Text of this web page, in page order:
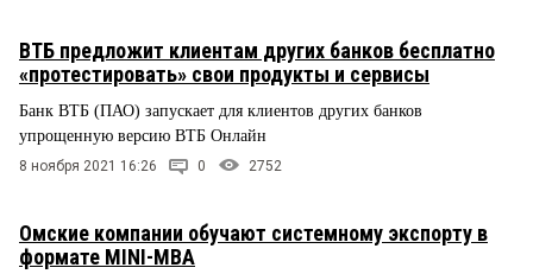
ВТБ предложит клиентам других банков бесплатно
«протестировать» свои продукты и сервисы
Банк ВТБ (ПАО) запускает для клиентов других банков
упрощенную версию ВТБ Онлайн
8 ноября 2021 16:26 0 2752
Омские компании обучают системному экспорту в
формате MINI-MBA